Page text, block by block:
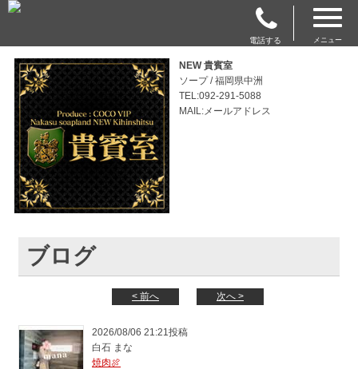
電話する メニュー
NEW 貴賓室
ソープ / 福岡県中洲
TEL:092-291-5088
MAIL:メールアドレス
ブログ
< 前へ 次へ >
2026/08/06 21:21投稿
白石 まな
焼肉🍖